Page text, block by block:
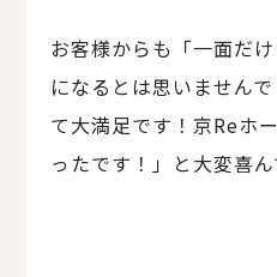
お客様からも「一面だ
になるとは思いません
て大満足です！京Reホ
ったです！」と大変喜